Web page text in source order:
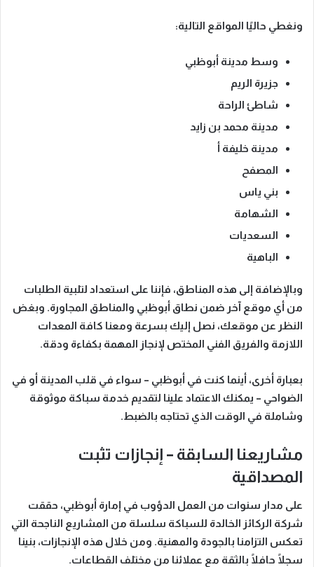
ونغطي حاليًا المواقع التالية:
وسط مدينة أبوظبي
جزيرة الريم
شاطئ الراحة
مدينة محمد بن زايد
مدينة خليفة أ
المصفح
بني ياس
الشهامة
السعديات
الباهية
وبالإضافة إلى هذه المناطق، فإننا على استعداد لتلبية الطلبات
من أي موقع آخر ضمن نطاق أبوظبي والمناطق المجاورة. وبغض
النظر عن موقعك، نصل إليك بسرعة ومعنا كافة المعدات
اللازمة والفريق الفني المختص لإنجاز المهمة بكفاءة ودقة.
بعبارة أخرى، أينما كنت في أبوظبي – سواء في قلب المدينة أو في
الضواحي – يمكنك الاعتماد علينا لتقديم خدمة سباكة موثوقة
وشاملة في الوقت الذي تحتاجه بالضبط.
مشاريعنا السابقة – إنجازات تثبت
المصداقية
على مدار سنوات من العمل الدؤوب في إمارة أبوظبي، حققت
شركة الركائز الخالدة للسباكة سلسلة من المشاريع الناجحة التي
تعكس التزامنا بالجودة والمهنية. ومن خلال هذه الإنجازات، بنينا
سجلًا حافلًا بالثقة مع عملائنا من مختلف القطاعات.